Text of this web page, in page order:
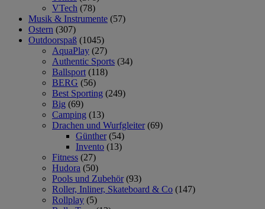
VTech (78)
Musik & Instrumente (57)
Ostern (307)
Outdoorspaß (1045)
AquaPlay (27)
Authentic Sports (34)
Ballsport (118)
BERG (56)
Best Sporting (249)
Big (69)
Camping (13)
Drachen und Wurfgleiter (69)
Günther (54)
Invento (13)
Fitness (27)
Hudora (50)
Pools und Zubehör (93)
Roller, Inliner, Skateboard & Co (147)
Rollplay (5)